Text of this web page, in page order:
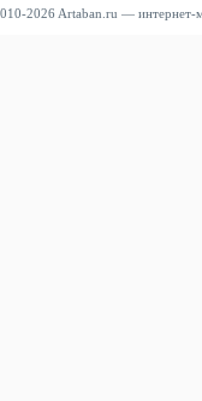
2026 Artaban.ru — интернет-